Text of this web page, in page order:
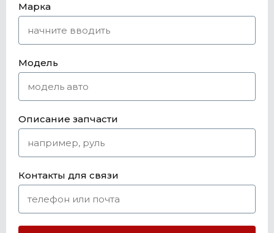
Марка
Модель
Описание запчасти
Контакты для связи